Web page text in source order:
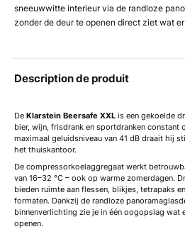
sneeuwwitte interieur via de randloze
zonder de deur te openen direct ziet wat
Description de produit
De Klarstein Beersafe XXL is een gekoelde
bier, wijn, frisdrank en sportdranken constant
maximaal geluidsniveau van 41 dB draait hij
het thuiskantoor.
De compressorkoelaggregaat werkt
van 16–32 °C – ook op warme zomerdagen.
bieden ruimte aan flessen, blikjes, tetrapaks
formaten. Dankzij de randloze
binnenverlichting zie je in één oogopslag wat
openen.